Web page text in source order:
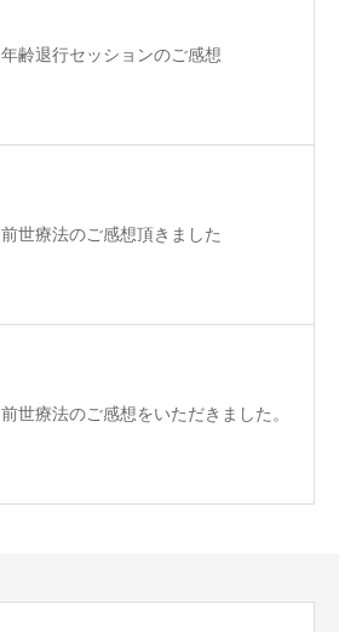
年齢退行セッションのご感想
前世療法のご感想頂きました
前世療法のご感想をいただきました。